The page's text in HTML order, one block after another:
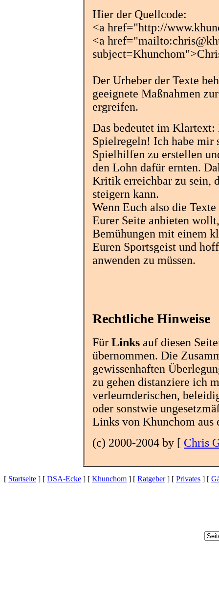
Hier der Quellcode:
<a href="http://
<a
Der Urheber der Texte
geeignete Maßnahmen
ergreifen.
Das bedeutet im
Spielregeln! Ich habe mir
Spielhilfen zu erstellen
den Lohn dafür ernten.
Kritik erreichbar zu sein,
steigern kann.
Wenn Euch also die
Eurer Seite anbieten
Bemühungen mit einem
Euren Sportsgeist und
anwenden zu müssen.
Rechtliche Hinweise
Für Links auf diesen
übernommen. Die
gewissenhaften
zu gehen distanziere ich
verleumderischen,
oder sonstwie
Links von Khunchom aus
(c) 2000-2004 by [ Chris
[ Startseite ] [ DSA-Ecke ] [ Khunchom ] [ Ratgeber] [ Privates ] [